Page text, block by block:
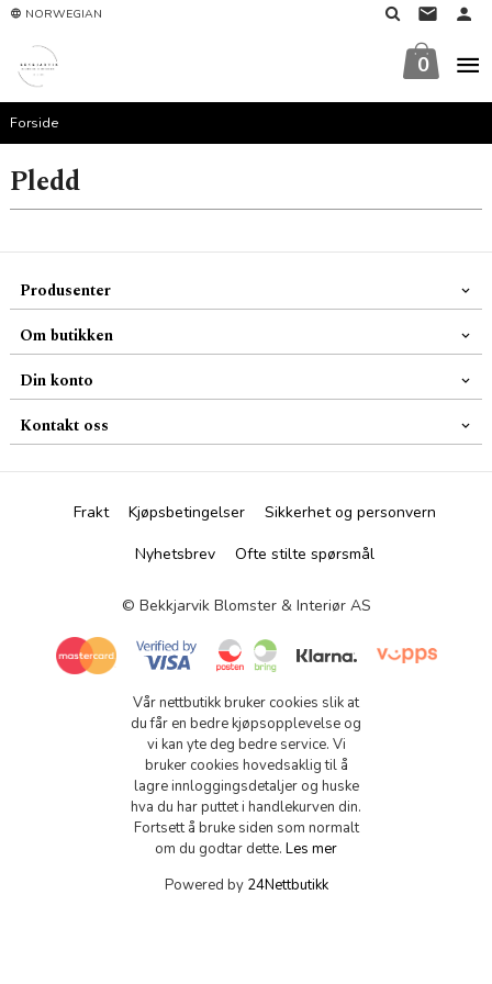
Gå
innholdet
NORWEGIAN
0
Forside
Pledd
Produsenter
Om butikken
Din konto
Kontakt oss
Frakt Kjøpsbetingelser
Sikkerhet og personvern
Nyhetsbrev
Ofte stilte spørsmål
© Bekkjarvik Blomster & Interiør AS
Vår nettbutikk bruker cookies slik at
du får en bedre kjøpsopplevelse og
vi kan yte deg bedre service. Vi
bruker cookies hovedsaklig til å
lagre innloggingsdetaljer og huske
hva du har puttet i handlekurven din.
Fortsett å bruke siden som normalt
om du godtar dette. Les mer
Powered by 24Nettbutikk